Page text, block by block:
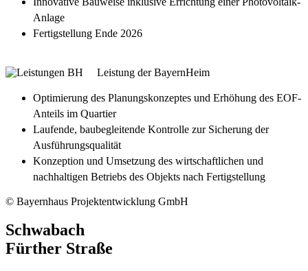
Anlage
Fertigstellung Ende 2026
Leistung der BayernHeim
Optimierung des Planungskonzeptes und Erhöhung des EOF-
Anteils im Quartier
Laufende, baubegleitende Kontrolle zur Sicherung der
Ausführungsqualität
Konzeption und Umsetzung des wirtschaftlichen und
nachhaltigen Betriebs des Objekts nach Fertigstellung
© Bayernhaus Projektentwicklung GmbH
Schwabach
Fürther Straße